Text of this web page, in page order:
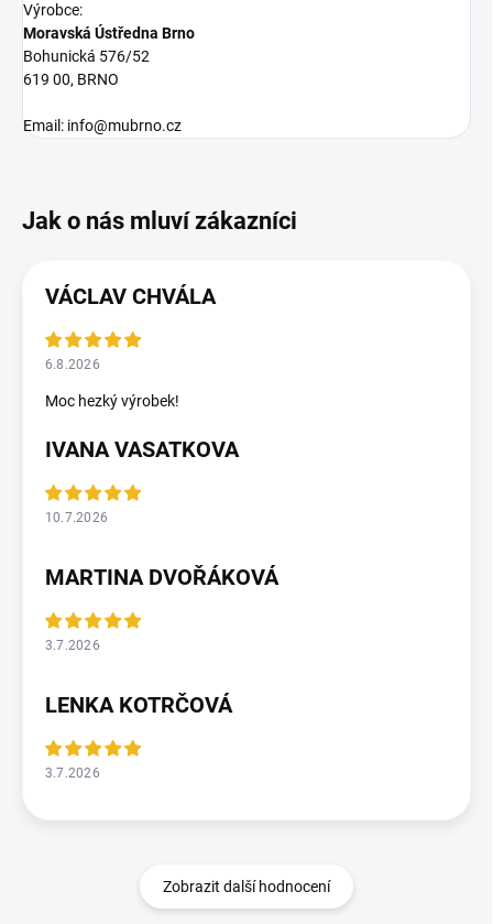
Výrobce:
Moravská Ústředna Brno
Bohunická 576/52
619 00, BRNO
Email: info@mubrno.cz
VÁCLAV CHVÁLA
6.8.2026
Moc hezký výrobek!
IVANA VASATKOVA
10.7.2026
MARTINA DVOŘÁKOVÁ
3.7.2026
LENKA KOTRČOVÁ
3.7.2026
Zobrazit další hodnocení